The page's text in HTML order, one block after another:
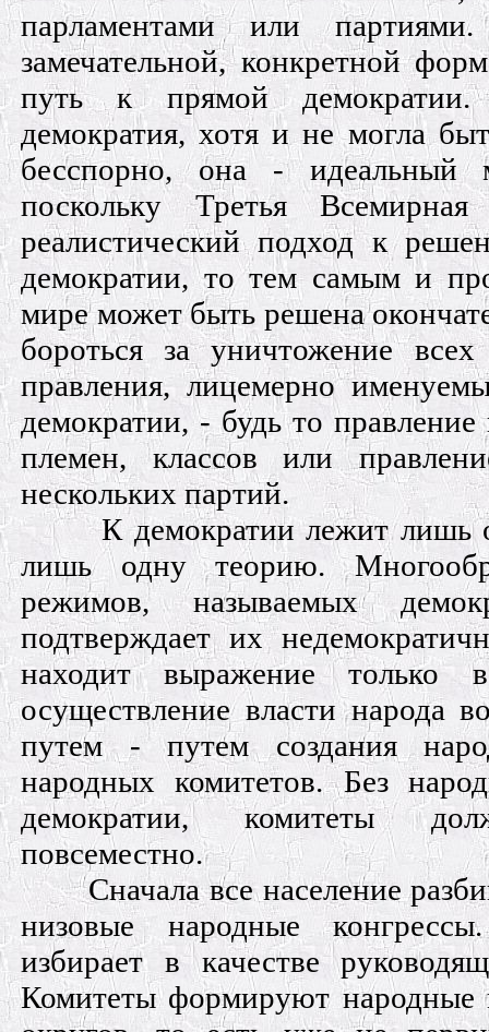
парламентами или
замечательной, конкретной
путь к прямой демократии.
демократия, хотя и не могла
бесспорно, она - идеальный
поскольку Третья Всемирная
реалистический подход к
демократии, то тем самым и
мире может быть решена
бороться за уничтожение
правления, лицемерно
демократии, - будь то правление
племен, классов или
нескольких партий.
К демократии лежит лишь
лишь одну теорию.
режимов, называемых
подтверждает их
находит выражение
осуществление власти народа
путем - путем создания
народных комитетов. Без
демократии, комитеты
повсеместно.
Сначала все население
низовые народные
избирает в качестве
Комитеты формируют народные